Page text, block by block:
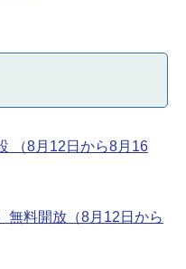
（8月12日から8月16
無料開放（8月12日から